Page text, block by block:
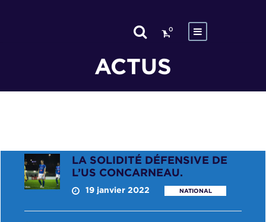
0
ACTUS
LA SOLIDITÉ DÉFENSIVE DE
L’US CONCARNEAU.
19 janvier 2022 NATIONAL